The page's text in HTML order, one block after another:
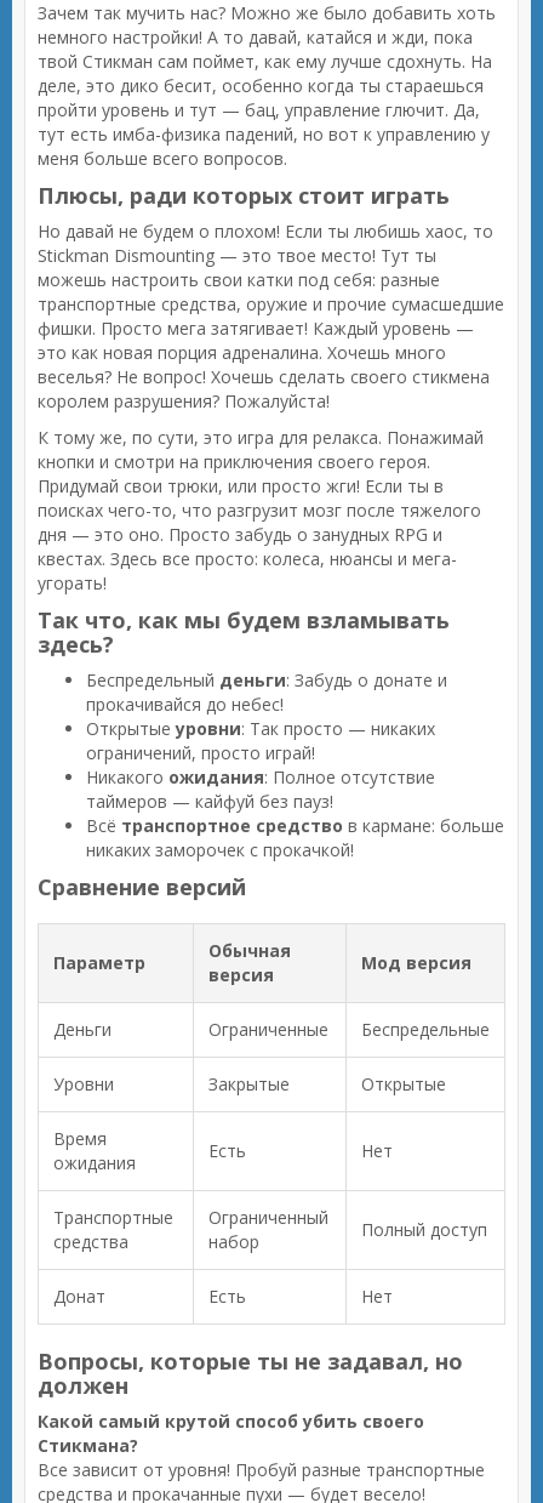
Зачем так мучить нас? Можно же было добавить хоть
немного настройки! А то давай, катайся и жди, пока
твой Стикман сам поймет, как ему лучше сдохнуть. На
деле, это дико бесит, особенно когда ты стараешься
пройти уровень и тут — бац, управление глючит. Да,
тут есть имба-физика падений, но вот к управлению у
меня больше всего вопросов.
Плюсы, ради которых стоит играть
Но давай не будем о плохом! Если ты любишь хаос, то
Stickman Dismounting — это твое место! Тут ты
можешь настроить свои катки под себя: разные
транспортные средства, оружие и прочие сумасшедшие
фишки. Просто мега затягивает! Каждый уровень —
это как новая порция адреналина. Хочешь много
веселья? Не вопрос! Хочешь сделать своего стикмена
королем разрушения? Пожалуйста!
К тому же, по сути, это игра для релакса. Понажимай
кнопки и смотри на приключения своего героя.
Придумай свои трюки, или просто жги! Если ты в
поисках чего-то, что разгрузит мозг после тяжелого
дня — это оно. Просто забудь о занудных RPG и
квестах. Здесь все просто: колеса, нюансы и мега-
угорать!
Так что, как мы будем взламывать
здесь?
Беспредельный деньги: Забудь о донате и
прокачивайся до небес!
Открытыеуровни: Так просто — никаких
ограничений, просто играй!
Никакого ожидания: Полное отсутствие
таймеров — кайфуй без пауз!
Всё транспортное средство в кармане: больше
никаких заморочек с прокачкой!
Сравнение версий
Параметр
Обычная
версия
Мод версия
Деньги Ограниченные Беспредельные
Уровни Закрытые Открытые
Время
ожидания
Есть Нет
Транспортные
средства
Ограниченный
набор
Полный доступ
Донат Есть Нет
Вопросы, которые ты не задавал, но
должен
Какой самый крутой способ убить своего
Стикмана?
Все зависит от уровня! Пробуй разные транспортные
средства и прокачанные пухи — будет весело!